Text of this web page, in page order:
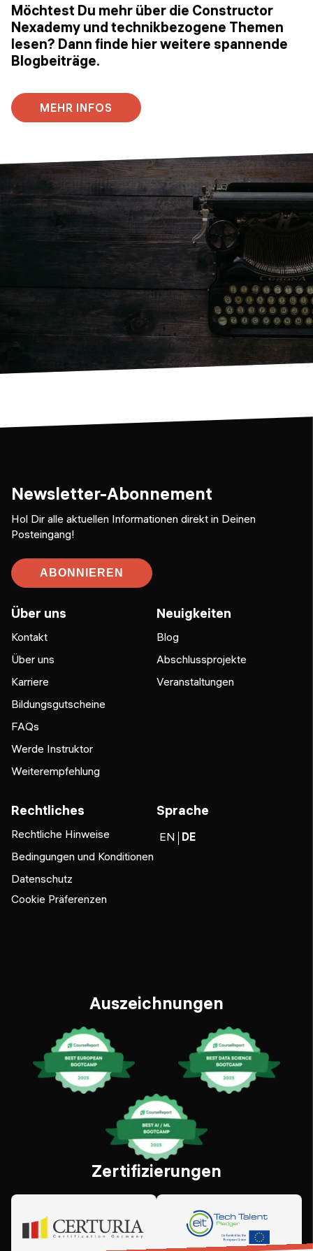
Möchtest Du mehr über die Constructor
Nexademy und technikbezogene Themen
lesen? Dann finde hier weitere spannende
Blogbeiträge.
MEHR INFOS
Newsletter-Abonnement
Hol Dir alle aktuellen Informationen direkt in Deinen
Posteingang!
ABONNIEREN
Über uns
Kontakt
Über uns
Karriere
Bildungsgutscheine
FAQs
Werde Instruktor
Weiterempfehlung
Neuigkeiten
Blog
Abschlussprojekte
Veranstaltungen
Rechtliches
Rechtliche Hinweise
Bedingungen und Konditionen
Datenschutz
Cookie Präferenzen
Sprache
EN DE
Auszeichnungen
Zertifizierungen